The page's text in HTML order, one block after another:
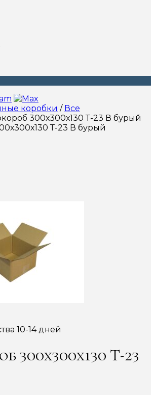
коробки / Все
300х300х130 Т-23 В бурый
10-14 дней
300х300х130 Т-23